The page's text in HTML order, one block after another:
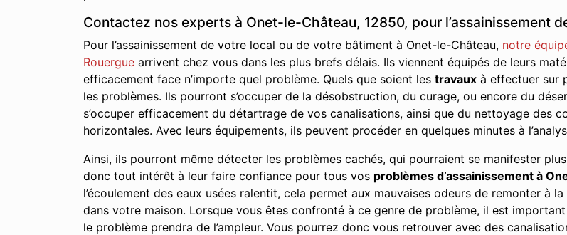
Contactez nos experts à Onet-le-Château, 12850, pour l’assainissement
Pour l’assainissement de votre local ou de votre bâtiment à Onet-le-Château, notre
Rouergue arrivent chez vous dans les plus brefs délais. Ils viennent équipés de leurs
efficacement face n’importe quel problème. Quels que soient les travaux à effectuer sur
les problèmes. Ils pourront s’occuper de la désobstruction, du curage, ou encore du
s’occuper efficacement du détartrage de vos canalisations, ainsi que du nettoyage des
horizontales. Avec leurs équipements, ils peuvent procéder en quelques minutes à
Ainsi, ils pourront même détecter les problèmes cachés, qui pourraient se manifester
donc tout intérêt à leur faire confiance pour tous vos problèmes d’assainissement à
l’écoulement des eaux usées ralentit, cela permet aux mauvaises odeurs de remonter à
dans votre maison. Lorsque vous êtes confronté à ce genre de problème, il est
le problème prendra de l’ampleur. Vous pourrez donc vous retrouver avec des